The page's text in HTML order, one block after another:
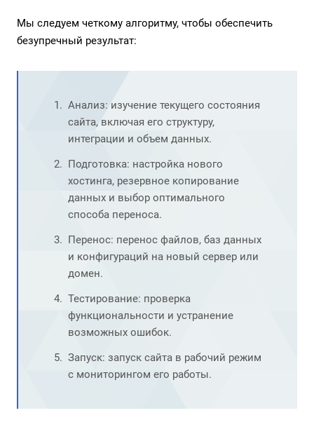
Мы следуем четкому алгоритму, чтобы обеспечить
безупречный результат:
Анализ: изучение текущего состояния
сайта, включая его структуру,
интеграции и объем данных.
Подготовка: настройка нового
хостинга, резервное копирование
данных и выбор оптимального
способа переноса.
Перенос: перенос файлов, баз данных
и конфигураций на новый сервер или
домен.
Тестирование: проверка
функциональности и устранение
возможных ошибок.
Запуск: запуск сайта в рабочий режим
с мониторингом его работы.